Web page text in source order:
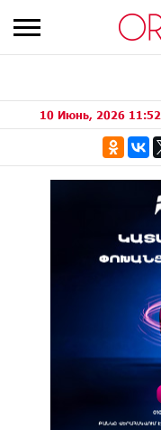
10 Июнь, 2026 11:52